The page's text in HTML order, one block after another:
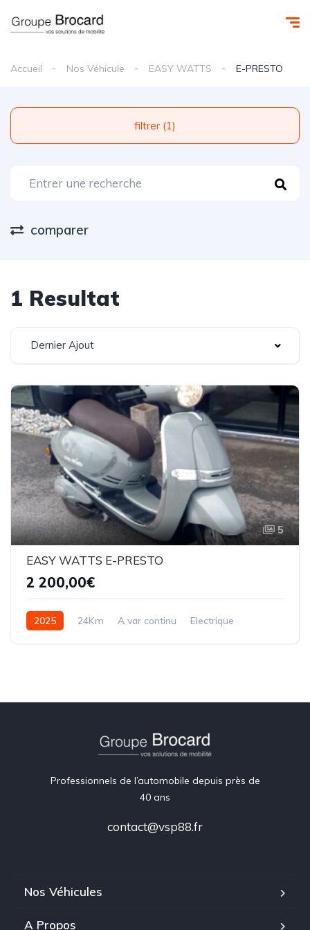
Accueil Nos Véhicule EASY WATTS E-PRESTO
filtrer (1)
comparer
1 Resultat
Dernier Ajout
5
EASY WATTS E-PRESTO
2 200,00€
2025 24Km A var continu Electrique
Professionnels de l’automobile depuis près de
40 ans
contact@vsp88.fr
Nos Véhicules
A Propos